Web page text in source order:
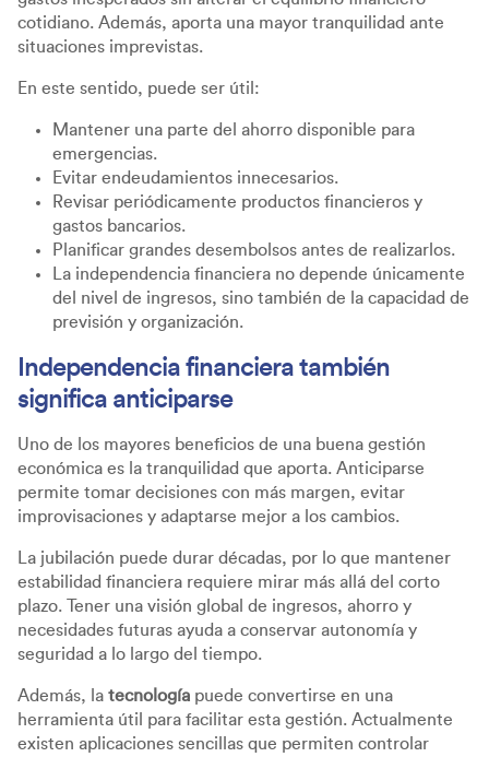
cotidiano. Además, aporta una mayor tranquilidad ante
situaciones imprevistas.
En este sentido, puede ser útil:
Mantener una parte del ahorro disponible para
emergencias.
Evitar endeudamientos innecesarios.
Revisar periódicamente productos financieros y
gastos bancarios.
Planificar grandes desembolsos antes de realizarlos.
La independencia financiera no depende únicamente
del nivel de ingresos, sino también de la capacidad de
previsión y organización.
Independencia financiera también
significa anticiparse
Uno de los mayores beneficios de una buena gestión
económica es la tranquilidad que aporta. Anticiparse
permite tomar decisiones con más margen, evitar
improvisaciones y adaptarse mejor a los cambios.
La jubilación puede durar décadas, por lo que mantener
estabilidad financiera requiere mirar más allá del corto
plazo. Tener una visión global de ingresos, ahorro y
necesidades futuras ayuda a conservar autonomía y
seguridad a lo largo del tiempo.
Además, la tecnología puede convertirse en una
herramienta útil para facilitar esta gestión. Actualmente
existen aplicaciones sencillas que permiten controlar